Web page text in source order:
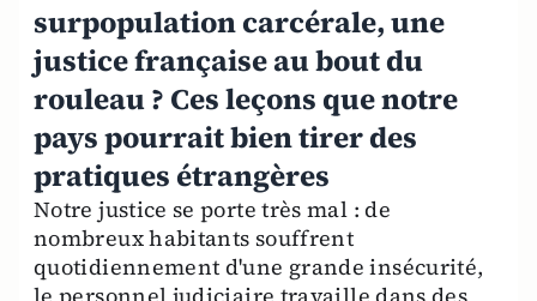
surpopulation carcérale, une
justice française au bout du
rouleau ? Ces leçons que notre
pays pourrait bien tirer des
pratiques étrangères
Notre justice se porte très mal : de
nombreux habitants souffrent
quotidiennement d'une grande insécurité,